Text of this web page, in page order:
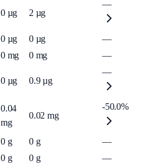
0 µg 2 µg
—
0 µg 0 µg
—
0 mg 0 mg —
0 µg 0.9 µg
—
0.04
mg
0.02 mg
-50.0%
0 g 0 g
—
0 g 0 g
—